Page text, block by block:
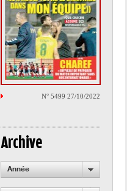
N° 5499 27/10/2022
Archive
Année